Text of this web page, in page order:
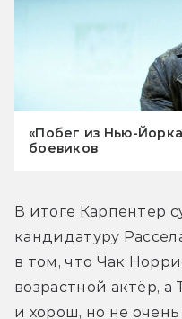
«Побег из Нью-
боевиков
В итоге Карпентер
кандидатуру
в том, что Чак
возрастной актёр,
и хорош, но не